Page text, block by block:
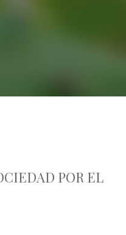
No Comments
POR EL